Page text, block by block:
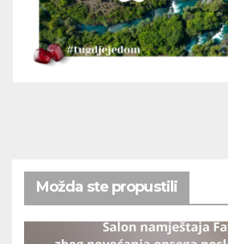
Možda ste propustili